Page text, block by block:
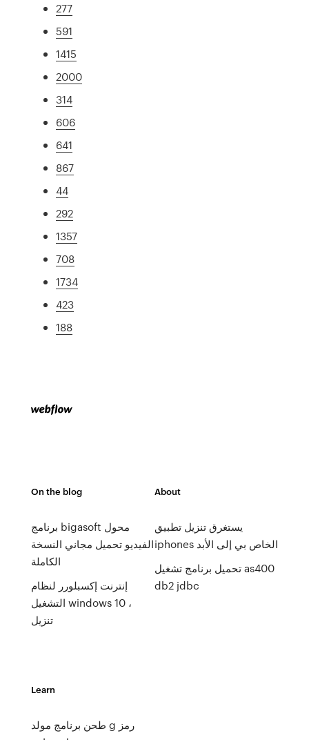
277
591
1415
2000
314
606
641
867
44
292
1357
708
1734
423
188
On the blog
برنامج bigasoft محول
الفيديو تحميل مجاني النسخة
الكاملة
إنترنت إكسبلورر لنظام
التشغيل windows 10 ،
تنزيل
About
يستغرق تنزيل تطبيق
iphones الخاص بي إلى الأبد
تحميل برنامج تشغيل as400
db2 jdbc
Learn
طحن برنامج مولد g رمز